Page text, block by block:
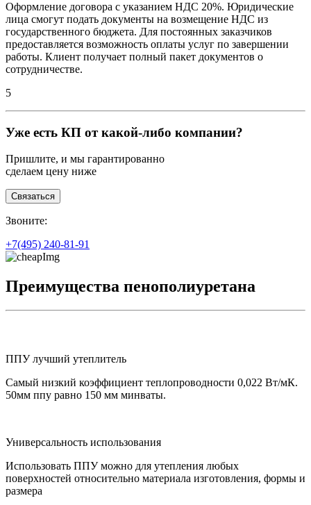
Оформление договора с указанием НДС 20%. Юридические
лица смогут подать документы на возмещение НДС из
государственного бюджета. Для постоянных заказчиков
предоставляется возможность оплаты услуг по завершении
работы. Клиент получает полный пакет документов о
сотрудничестве.
5
Уже есть КП от какой-либо компании?
Пришлите, и мы гарантированно
сделаем цену ниже
Связаться
Звоните:
+7(495) 240-81-91
Преимущества пенополиуретана
ППУ лучший утеплитель
Самый низкий коэффициент теплопроводности 0,022 Вт/мК.
50мм ппу равно 150 мм минваты.
Универсальность использования
Использовать ППУ можно для утепления любых
поверхностей относительно материала изготовления, формы и
размера